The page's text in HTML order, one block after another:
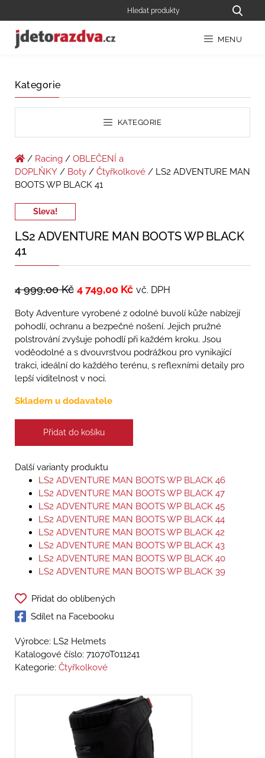
MENU
Kategorie
KATEGORIE
/ Racing / OBLEČENÍ a
DOPLŇKY / Boty / Čtyřkolkové / LS2 ADVENTURE MAN
BOOTS WP BLACK 41
Sleva!
LS2 ADVENTURE MAN BOOTS WP BLACK
41
4 999,00Kč 4 749,00 Kč vč. DPH
Boty Adventure vyrobené z odolné buvolí kůže nabízejí
pohodlí, ochranu a bezpečné nošení. Jejich pružné
polstrování zvyšuje pohodlí při každém kroku. Jsou
voděodolné a s dvouvrstvou podrážkou pro vynikající
trakci, ideální do každého terénu, s reflexními detaily pro
lepší viditelnost v noci.
Skladem u dodavatele
Přidat do košíku
Další varianty produktu
LS2 ADVENTURE MAN BOOTS WP BLACK 46
LS2 ADVENTURE MAN BOOTS WP BLACK 47
LS2 ADVENTURE MAN BOOTS WP BLACK 45
LS2 ADVENTURE MAN BOOTS WP BLACK 44
LS2 ADVENTURE MAN BOOTS WP BLACK 42
LS2 ADVENTURE MAN BOOTS WP BLACK 43
LS2 ADVENTURE MAN BOOTS WP BLACK 40
LS2 ADVENTURE MAN BOOTS WP BLACK 39
Přidat do oblíbených
Sdílet na Facebooku
Výrobce: LS2 Helmets
Katalogové číslo: 71070T011241
Kategorie: Čtyřkolkové